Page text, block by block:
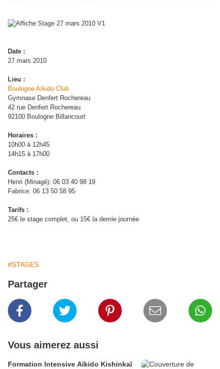
Date :
27 mars 2010
Lieu :
Boulogne Aïkido Club
Gymnase Denfert Rochereau
42 rue Denfert Rochereau
92100 Boulogne Billancourt
Horaires :
10h00 à 12h45
14h15 à 17h00
Contacts :
Henri (Minagé): 06 03 40 98 19
Fabrice: 06 13 50 58 95
Tarifs :
25€ le stage complet, ou 15€ la demie journée
#STAGES
Partager
Vous aimerez aussi
Formation Intensive Aïkido Kishinkaï